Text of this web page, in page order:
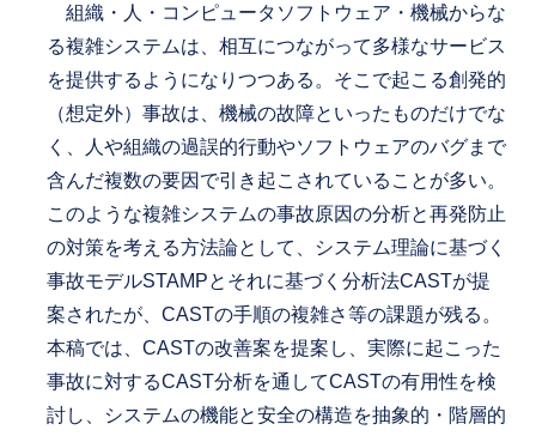
組織・人・コンピュータソフトウェア・機械からな
る複雑システムは、相互につながって多様なサービス
を提供するようになりつつある。そこで起こる創発的
（想定外）事故は、機械の故障といったものだけでな
く、人や組織の過誤的行動やソフトウェアのバグまで
含んだ複数の要因で引き起こされていることが多い。
このような複雑システムの事故原因の分析と再発防止
の対策を考える方法論として、システム理論に基づく
事故モデルSTAMPとそれに基づく分析法CASTが提
案されたが、CASTの手順の複雑さ等の課題が残る。
本稿では、CASTの改善案を提案し、実際に起こった
事故に対するCAST分析を通してCASTの有用性を検
討し、システムの機能と安全の構造を抽象的・階層的